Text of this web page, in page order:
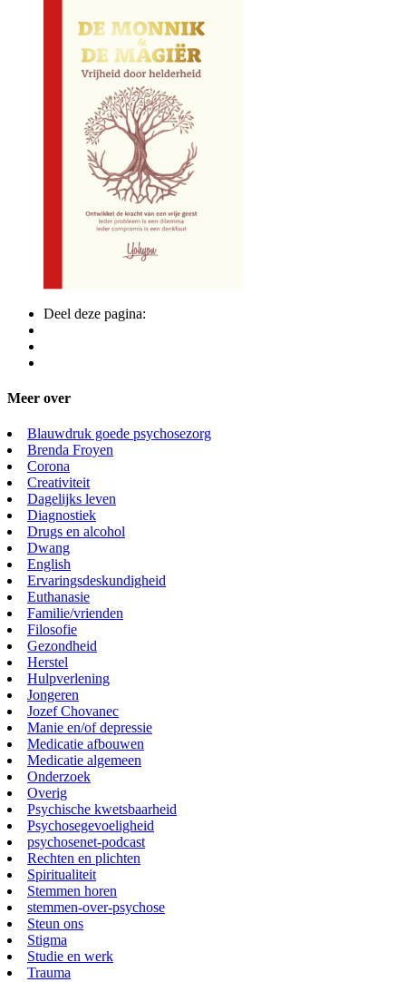
Deel deze pagina:
Meer over
Blauwdruk goede psychosezorg
Brenda Froyen
Corona
Creativiteit
Dagelijks leven
Diagnostiek
Drugs en alcohol
Dwang
English
Ervaringsdeskundigheid
Euthanasie
Familie/vrienden
Filosofie
Gezondheid
Herstel
Hulpverlening
Jongeren
Jozef Chovanec
Manie en/of depressie
Medicatie afbouwen
Medicatie algemeen
Onderzoek
Overig
Psychische kwetsbaarheid
Psychosegevoeligheid
psychosenet-podcast
Rechten en plichten
Spiritualiteit
Stemmen horen
stemmen-over-psychose
Steun ons
Stigma
Studie en werk
Trauma